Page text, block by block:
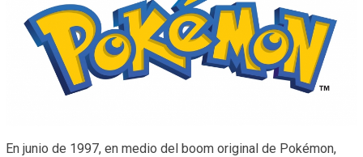
En junio de 1997, en medio del boom original de Pokémon,